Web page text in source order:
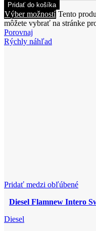
Pridať do košíka
Výber možností Tento
môžete vybrať na stránke
Porovnaj
Rýchly náhľad
Pridať medzi obľúbené
Diesel Flamnew Intero
Diesel